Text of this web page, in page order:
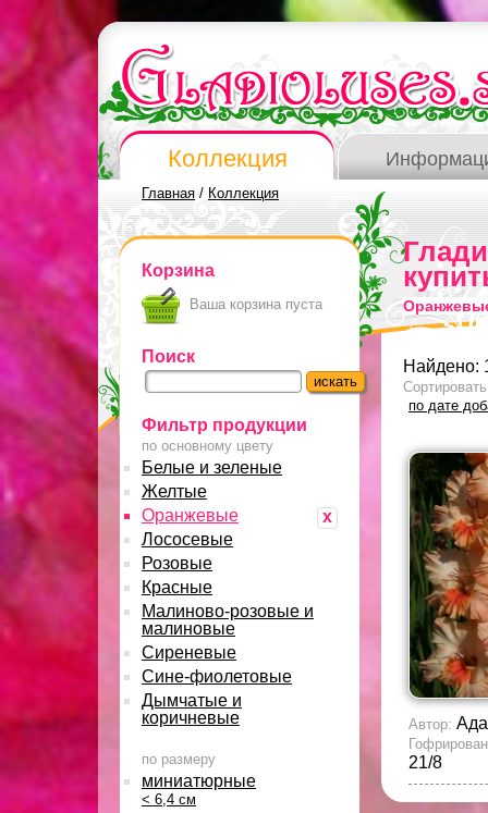
Коллекция
Главная / Коллекция
Корзина
Ваша корзина пуста
Поиск
Фильтр продукции
по основному цвету
Белые и зеленые
Желтые
x
Оранжевые
Лососевые
Розовые
Красные
Малиново-розовые и
малиновые
Сиреневые
Сине-фиолетовые
Дымчатые и
коричневые
по размеру
миниатюрные
< 6,4 см
Найдено:
по дате
Автор:
21/8